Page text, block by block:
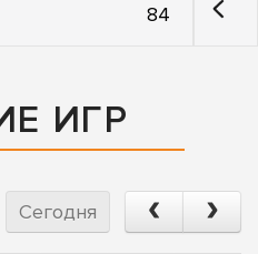
84
ИГР
Сегодня